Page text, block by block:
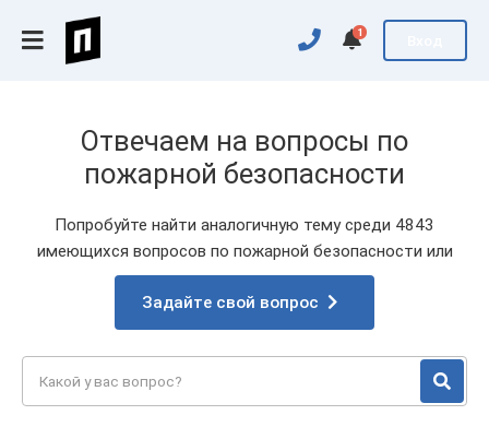
1
Отвечаем на вопросы по
пожарной безопасности
Попробуйте найти аналогичную тему среди 4843
имеющихся вопросов по пожарной безопасности или
Задайте свой вопрос